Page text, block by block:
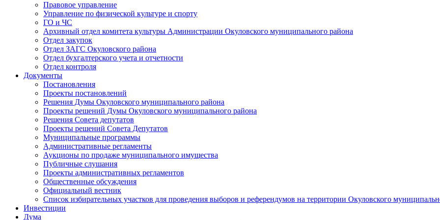
Правовое управление
Управление по физической культуре и спорту
ГО и ЧС
Архивный отдел комитета культуры Администрации Окуловского муниципального района
Отдел закупок
Отдел ЗАГС Окуловского района
Отдел бухгалтерского учета и отчетности
Отдел контроля
Документы
Постановления
Проекты постановлений
Решения Думы Окуловского муниципального района
Проекты решений Думы Окуловского муниципального района
Решения Совета депутатов
Проекты решений Совета Депутатов
Муниципальные программы
Административные регламенты
Аукционы по продаже муниципального имущества
Публичные слушания
Проекты административных регламентов
Общественные обсуждения
Официальный вестник
Список избирательных участков для проведения выборов и референдумов на территории Окуловского
Инвестиции
Дума